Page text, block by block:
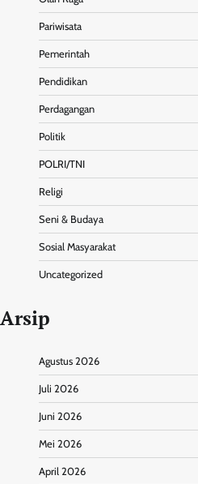
Pariwisata
Pemerintah
Pendidikan
Perdagangan
Politik
POLRI/TNI
Religi
Seni & Budaya
Sosial Masyarakat
Uncategorized
Arsip
Agustus 2026
Juli 2026
Juni 2026
Mei 2026
April 2026